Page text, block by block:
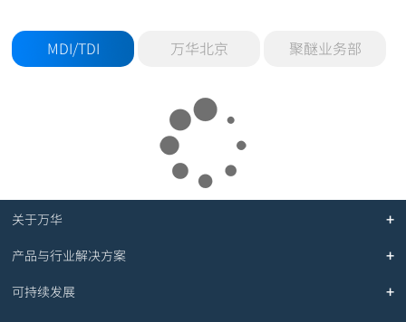
MDI/TDI 万华北京 聚醚业务部
关于万华
产品与行业解决方案
可持续发展